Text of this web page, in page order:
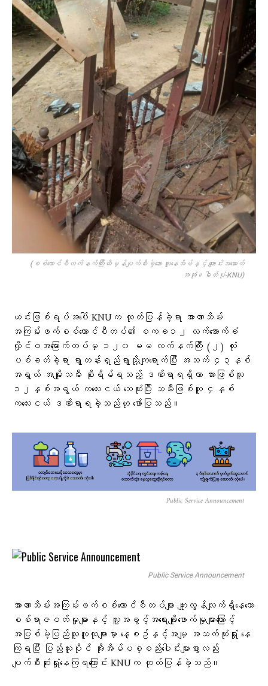
(စစ်​ကောင်စီလက်နက်ကြီးထိမှန်ပျက်စီးခဲ့​သော လူ​နေအိမ်နှင့် ​ကျောင်းအ​ဆောက်
အအုံ။ဓါတ်ပုံ-KNU)
ယင်းဖြစ်ရပ်အပေါ် KNUက ထုတ်ပြန်ခဲ့ရာ အာဏာသိမ်း
အကြမ်းဖက်စစ်ကောင်စီတပ်၏ စကခ၁၂ လက်အောက်ခံ
လှိုင်ဝအမြောက်တပ်မှ ၁၂၀ မမ လက်နက်ကြီး (၂) လုံး
ပစ်ခတ်ခဲ့ရာ ရွာတန်းရှည်ရွာသို့ကျရောက်ပြီး အသက် ၄၃နှစ်
အရွယ် အမျိုးသမီး စိုးရိမ်ရသည့် ဒဏ်ရာရရှိကာ သားဖြစ်သူ
၁၂နှစ်အရွယ် ကလေးငယ် သေဆုံးပြီး သမီးဖြစ်သူ ၄နှစ်
ကလေးငယ် ဒဏ်ရာရခဲ့သည်ဟု ဖော်ပြသည်။
Public Service Announcement
Public Service Announcement
အာဏာသိမ်းအကြမ်းဖက်စစ်ကောင်စီတပ်များ ကျူးလွန်လျက်ရှိနေသော
စစ်ရာဇဝတ်မှုများနှင့် လူ့အခွင့်အရေးချိုးဖောက်မှုများကြောင့်
အပြစ်မဲ့ပြည်သူလူထုများမှာ နေ့စဥ်နှင့်အမျှ အသက်ဆုံးရှုံး နေ
ကြရပြီး ပြည်သူပိုင် အိုးအိမ်ပစ္စည်းပေါင်းများစွာလည်း
ပျက်စီးဆုံးရှုံးနေကြရကြောင်း KNUက ထုတ်ပြန်ခဲ့သည်။